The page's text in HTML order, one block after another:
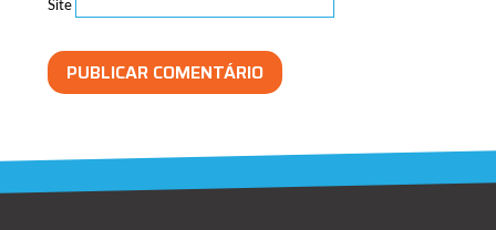
Site